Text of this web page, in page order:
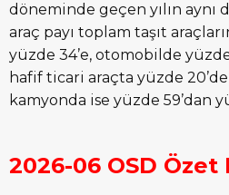
döneminde geçen yılın aynı
araç payı toplam taşıt
yüzde 34’e, otomobilde yüzde
hafif ticari araçta yüzde
kamyonda ise yüzde 59’dan
2026-06 OSD Özet